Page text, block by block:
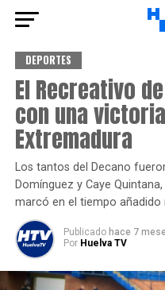
DEPORTES
El Recreativo
con una
Extremadura
Los tantos del Decano
Domínguez y Caye
marcó en el tiempo añadido
Publicado hace 7
Por Huelva TV